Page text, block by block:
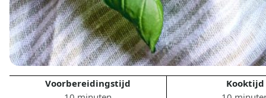
Voorbereidingstijd
Kooktijd